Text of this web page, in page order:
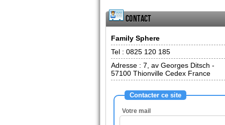
Contact
Family Sphere
Tel : 0825 120 185
Adresse : 7, av Georges Ditsch -
57100 Thionville Cedex France
Contacter ce site
Votre mail